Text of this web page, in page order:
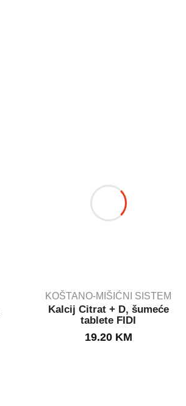
IN STOCK
KOŠTANO-MIŠIĆNI SISTEM
Kalcij Citrat + D, šumeće
tablete FIDI
19.20 KM